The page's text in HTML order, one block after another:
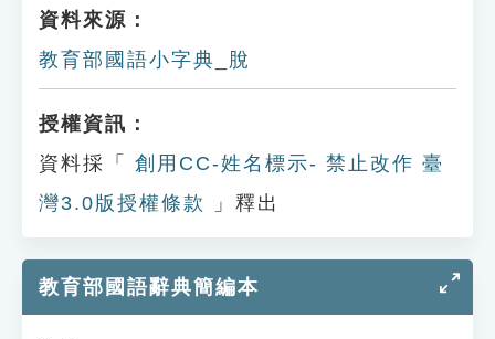
資料來源：
教育部國語小字典_脫
授權資訊：
資料採「
創用CC-姓名標示- 禁止改作 臺
灣3.0版授權條款
」釋出
教育部國語辭典簡編本